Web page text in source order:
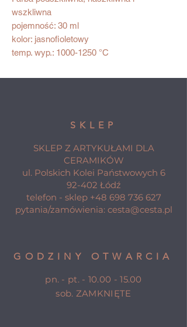
wszkliwna
pojemność: 30 ml
kolor: jasnofioletowy
temp. wyp.: 1000-1250 °C
SKLEP
SKLEP Z ARTYKUŁAMI DLA
CERAMIKÓW
ul. Polskich Kolei Państwowych 6
92-402 Łódź
telefon - sklep +48 698 736 627
pytania/zamówienia: cesta@cesta.pl
GODZINY OTWARCIA
pn. - pt. - 10.00 - 15.00
sob. ZAMKNIĘTE